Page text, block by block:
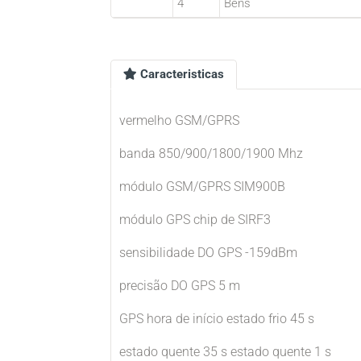
4
Bens
Caracteristicas
vermelho GSM/GPRS
banda 850/900/1800/1900 Mhz
módulo GSM/GPRS SIM900B
módulo GPS chip de SIRF3
sensibilidade DO GPS -159dBm
precisão DO GPS 5 m
GPS hora de início estado frio 45 s
estado quente 35 s estado quente 1 s